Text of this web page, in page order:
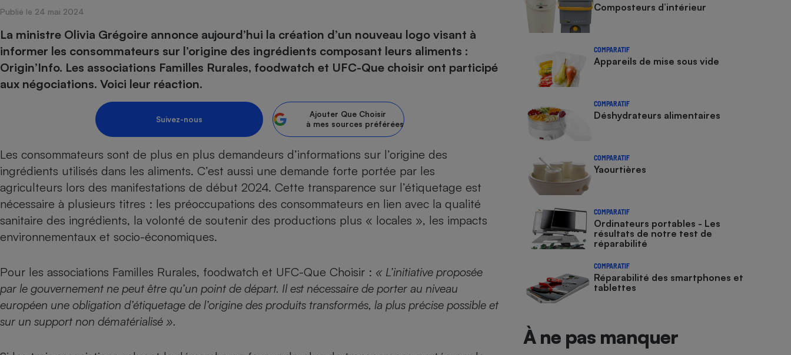
Publié le 24 mai 2024
La ministre Olivia Grégoire annonce aujourd’hui la création d’un nouveau logo visant à
informer les consommateurs sur l’origine des ingrédients composant leurs aliments :
Origin’Info. Les associations Familles Rurales, foodwatch et UFC-Que choisir ont participé
aux négociations. Voici leur réaction.
Suivez-nous
Ajouter Que Choisir
à mes sources préférées
Les consommateurs sont de plus en plus demandeurs d’informations sur l’origine des
ingrédients utilisés dans les aliments. C’est aussi une demande forte portée par les
agriculteurs lors des manifestations de début 2024. Cette transparence sur l’étiquetage est
nécessaire à plusieurs titres : les préoccupations des consommateurs en lien avec la qualité
sanitaire des ingrédients, la volonté de soutenir des productions plus « locales », les impacts
environnementaux et socio-économiques.
Pour les associations Familles Rurales, foodwatch et UFC-Que Choisir : « L’initiative proposée
par le gouvernement ne peut être qu’un point de départ. Il est nécessaire de porter au niveau
européen une obligation d’étiquetage de l’origine des produits transformés, la plus précise possible et
sur un support non dématérialisé ».
Composteurs d’intérieur
COMPARATIF
Appareils de mise sous vide
COMPARATIF
Déshydrateurs alimentaires
COMPARATIF
Yaourtières
COMPARATIF
Ordinateurs portables - Les
résultats de notre test de
réparabilité
COMPARATIF
Réparabilité des smartphones et
tablettes
À ne pas manquer
Complément
alimentaire
Foie gras
Champagne - Comment choisir une
bouteille de champagne
Assurance emprunteur
Banque en ligne
Gros électroménager
Petit électroménager - Ustensile
Lave-linge Lave-vaisselle
Plaque de cuisson à
Téléphonie
Téléviseur Ordinateur portable
Téléphone mobile -
Appareil photo
Matelas Poêle à granulés
Radiateur électrique Électricité - Gaz
Mutuelle
Antimoustique Crème solaire